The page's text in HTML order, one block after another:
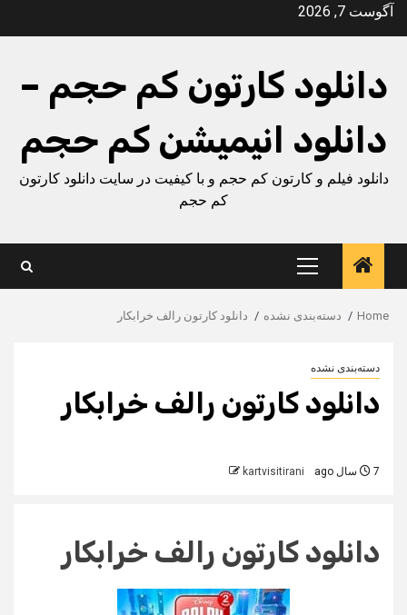
Skipآگوست 7, 2026
دانلود کارتون کم حجم –
دانلود انیمیشن کم حجم
دانلود فیلم و کارتون کم حجم و با کیفیت در سایت دانلود کارتون
کم حجم
Primary
Menu
Home دسته‌بندی نشده دانلود کارتون رالف خرابکار
دسته‌بندی نشده
دانلود کارتون رالف خرابکار
7 سال ago kartvisitirani
دانلود کارتون رالف خرابکار